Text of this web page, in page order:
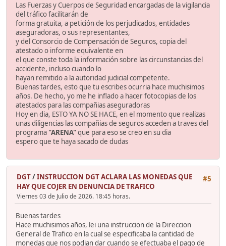
Las Fuerzas y Cuerpos de Seguridad encargadas de la vigilancia
del tráfico facilitarán de
forma gratuita, a petición de los perjudicados, entidades
aseguradoras, o sus representantes,
y del Consorcio de Compensación de Seguros, copia del
atestado o informe equivalente en
el que conste toda la información sobre las circunstancias del
accidente, incluso cuando lo
hayan remitido a la autoridad judicial competente.
Buenas tardes, esto que tu escribes ocurria hace muchisimos
años. De hecho, yo me he inflado a hacer fotocopias de los
atestados para las compañias aseguradoras
Hoy en dia, ESTO YA NO SE HACE, en el momento que realizas
unas diligencias las compañias de seguros acceden a traves del
programa "ARENA"que para eso se creo en su dia
espero que te haya sacado de dudas
#5
DGT/INSTRUCCION DGT ACLARA LAS MONEDAS QUE
HAY QUE COJER EN DENUNCIA DE TRAFICO
Viernes 03 de Julio de 2026. 18:45 horas.
Buenas tardes
Hace muchisimos años, lei una instruccion de la Direccion
General de Trafico en la cual se especificaba la cantidad de
monedas que nos podian dar cuando se efectuaba el pago de